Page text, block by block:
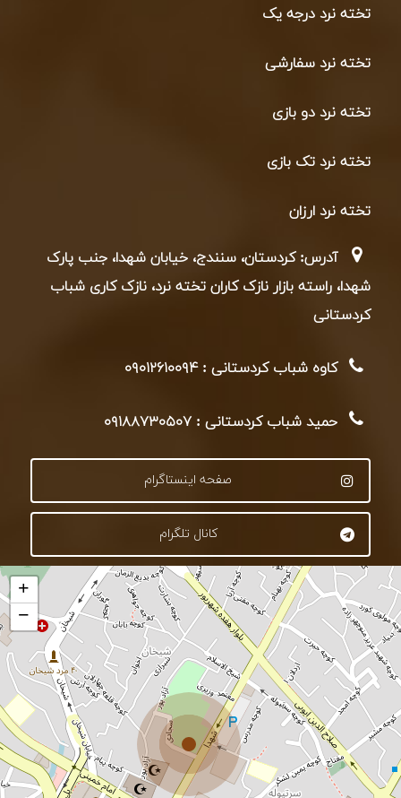
تخته نرد درجه یک
تخته نرد سفارشی
تخته نرد دو بازی
تخته نرد تک بازی
تخته نرد ارزان
آدرس: کردستان، سنندج، خیابان شهدا، جنب پارک
شهدا، راسته بازار نازک کاران تخته نرد، نازک کاری شباب
کردستانی
کاوه شباب کردستانی : ۰۹۰۱۲۶۱۰۰۹۴
حمید شباب کردستانی : ۰۹۱۸۸۷۳۰۵۰۷
صفحه اینستاگرام
کانال تلگرام
+
−